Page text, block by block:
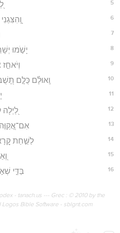
5
6
7
8 יָשֹׁ֣מּוּ
9
10 וְֽאוּלָ֗ם כֻּלָּ֣ם
11
12 לַ֭יְלָה
13
14 לַשַּׁ֣חַת
15
16 בַּדֵּ֣י
- tanach.us --- Grec : © 2010 by the
Bible Software - sblgnt.com